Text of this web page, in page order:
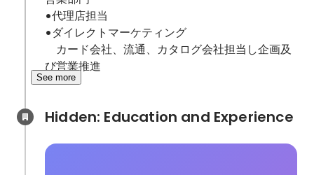
•代理店担当
•ダイレクトマーケティング
カード会社、流通、カタログ会社担当し企画及
び営業推進
See more